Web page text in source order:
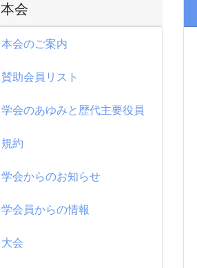
本会
本会のご案内
賛助会員リスト
学会のあゆみと歴代主要役員
規約
学会からのお知らせ
学会員からの情報
大会